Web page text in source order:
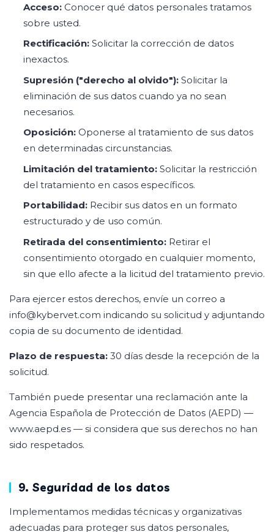
Acceso:Conocer qué datos personales tratamos
sobre usted.
Rectificación:Solicitar la corrección de datos
inexactos.
Supresión ("derecho al olvido"):Solicitar la
eliminación de sus datos cuando ya no sean
necesarios.
Oposición:Oponerse al tratamiento de sus datos
en determinadas circunstancias.
Limitación del tratamiento:Solicitar la restricción
del tratamiento en casos específicos.
Portabilidad:Recibir sus datos en un formato
estructurado y de uso común.
Retirada del consentimiento:Retirar el
consentimiento otorgado en cualquier momento,
sin que ello afecte a la licitud del tratamiento previo.
Para ejercer estos derechos, envíe un correo a
info@kybervet.com indicando su solicitud y adjuntando
copia de su documento de identidad.
Plazo de respuesta: 30 días desde la recepción de la
solicitud.
También puede presentar una reclamación ante la
Agencia Española de Protección de Datos (AEPD) —
www.aepd.es — si considera que sus derechos no han
sido respetados.
9. Seguridad de los datos
Implementamos medidas técnicas y organizativas
adecuadas para proteger sus datos personales,